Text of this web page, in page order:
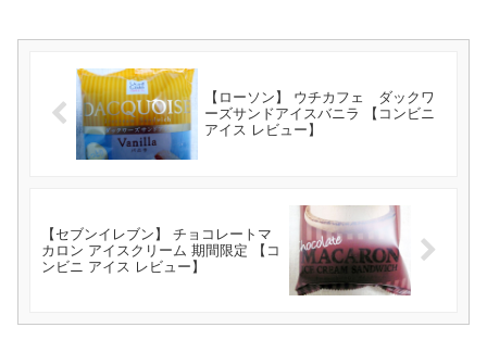
【ローソン】 ウチカフェ ダックワ
ーズサンドアイスバニラ 【コンビニ
アイス レビュー】
【セブンイレブン】 チョコレートマ
カロン アイスクリーム 期間限定 【コ
ンビニ アイス レビュー】